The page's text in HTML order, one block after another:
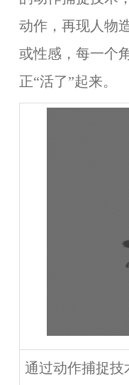
动作，再现人物
或性感，每一个
正“活了”起来。
通过动作捕捉技